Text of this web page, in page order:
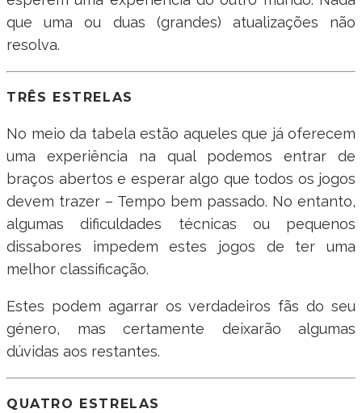
que uma ou duas (grandes) atualizações não
resolva.
TRÊS ESTRELAS
No meio da tabela estão aqueles que já oferecem
uma experiência na qual podemos entrar de
braços abertos e esperar algo que todos os jogos
devem trazer – Tempo bem passado. No entanto,
algumas dificuldades técnicas ou pequenos
dissabores impedem estes jogos de ter uma
melhor classificação.
Estes podem agarrar os verdadeiros fãs do seu
género, mas certamente deixarão algumas
dúvidas aos restantes.
QUATRO ESTRELAS